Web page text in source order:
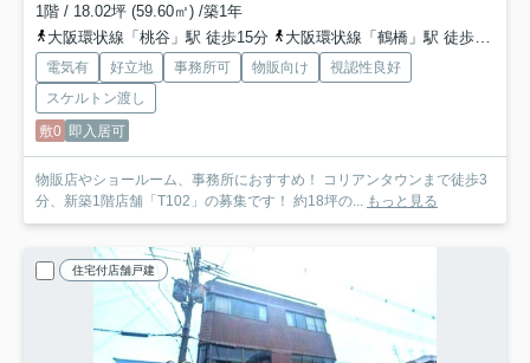
1階 / 18.02坪 (59.60㎡) /築1年
大阪環状線「桃谷」駅 徒歩15分
大阪環状線「鶴橋」駅 徒歩20分
電気有 好立地 事務所可 物販向け
視認性良好
スケルトン渡し
敷0 即入居可
物販店やショールーム、事務所におすすめ！ コリアンタウンまで徒歩3
分、新築1階店舗「T102」の募集です！ 約18坪の... もっと見る
住宅付店舗戸建